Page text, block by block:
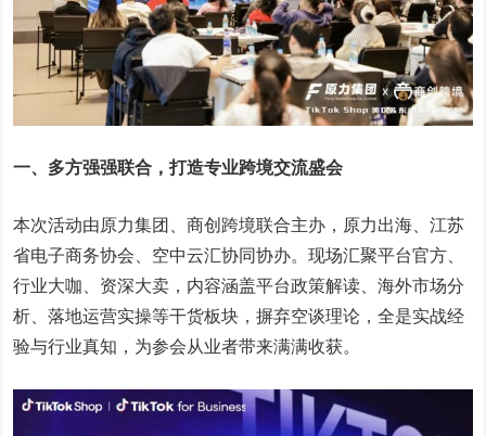
一、多方强强联合，打造专业跨境交流盛会
本次活动由原力集团、商创跨境联合主办，原力出海、江苏
省电子商务协会、空中云汇协同协办。现场汇聚平台官方、
行业大咖、资深大卖，内容涵盖平台政策解读、海外市场分
析、落地运营实操等干货板块，摒弃空谈理论，全是实战经
验与行业真知，为参会从业者带来满满收获。